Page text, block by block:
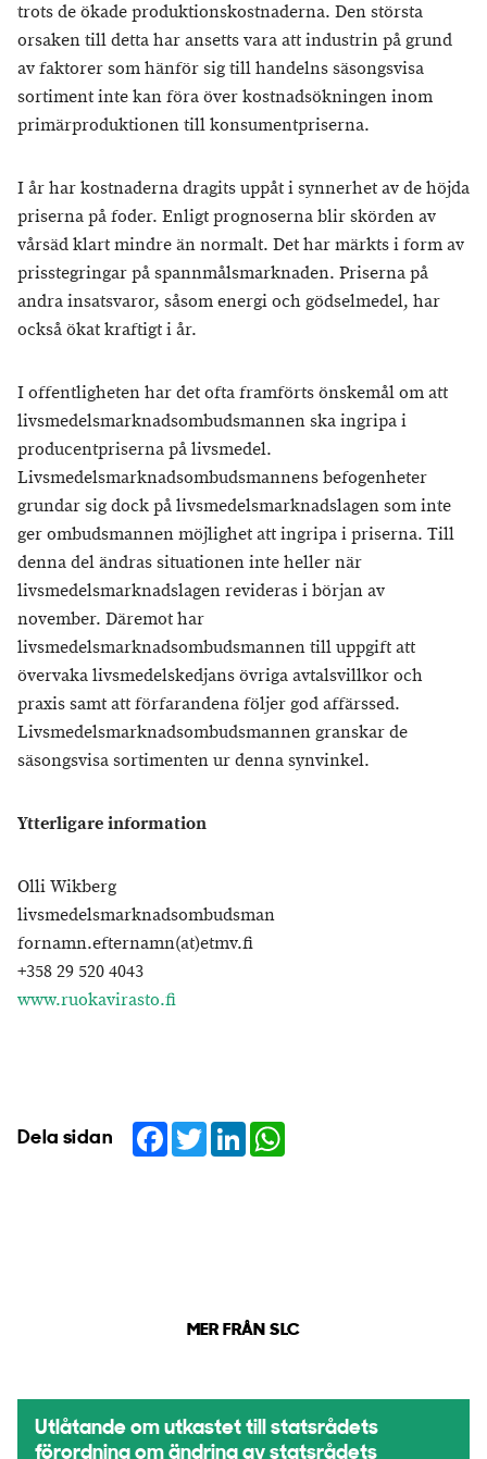
trots de ökade produktionskostnaderna. Den största
orsaken till detta har ansetts vara att industrin på grund
av faktorer som hänför sig till handelns säsongsvisa
sortiment inte kan föra över kostnadsökningen inom
primärproduktionen till konsumentpriserna.
I år har kostnaderna dragits uppåt i synnerhet av de höjda
priserna på foder. Enligt prognoserna blir skörden av
vårsäd klart mindre än normalt. Det har märkts i form av
prisstegringar på spannmålsmarknaden. Priserna på
andra insatsvaror, såsom energi och gödselmedel, har
också ökat kraftigt i år.
I offentligheten har det ofta framförts önskemål om att
livsmedelsmarknadsombudsmannen ska ingripa i
producentpriserna på livsmedel.
Livsmedelsmarknadsombudsmannens befogenheter
grundar sig dock på livsmedelsmarknadslagen som inte
ger ombudsmannen möjlighet att ingripa i priserna. Till
denna del ändras situationen inte heller när
livsmedelsmarknadslagen revideras i början av
november. Däremot har
livsmedelsmarknadsombudsmannen till uppgift att
övervaka livsmedelskedjans övriga avtalsvillkor och
praxis samt att förfarandena följer god affärssed.
Livsmedelsmarknadsombudsmannen granskar de
säsongsvisa sortimenten ur denna synvinkel.
Ytterligare information
Olli Wikberg
livsmedelsmarknadsombudsman
fornamn.efternamn(at)etmv.fi
+358 29 520 4043
www.ruokavirasto.fi
Dela sidan Facebook
TwitterLinkedIn
MER FRÅN SLC
Utlåtande om utkastet till statsrådets
förordning om ändring av statsrådets